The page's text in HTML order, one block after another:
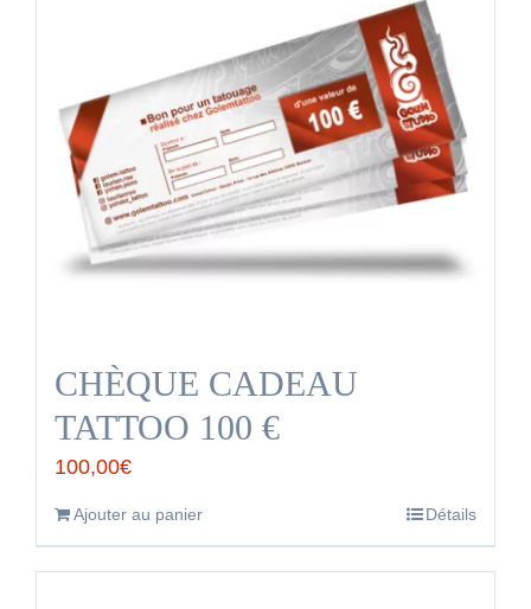
CHÈQUE CADEAU
TATTOO 100 €
100,00€
Ajouter au panier Détails